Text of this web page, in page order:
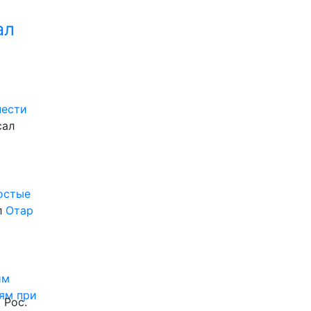
Отар
при
Рос.